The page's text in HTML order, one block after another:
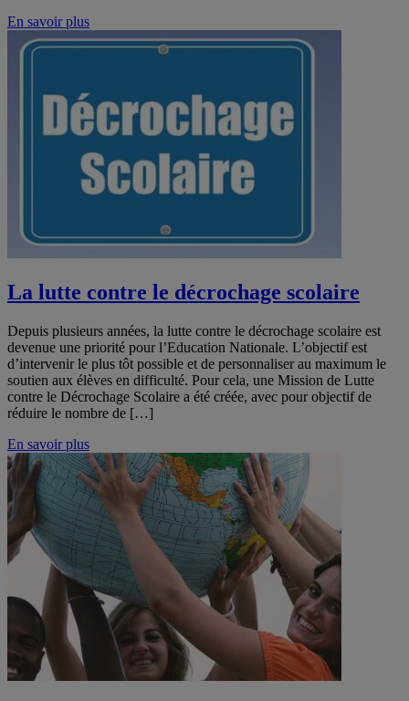
En savoir plus
La lutte contre le décrochage scolaire
Depuis plusieurs années, la lutte contre le décrochage scolaire est
devenue une priorité pour l’Education Nationale. L’objectif est
d’intervenir le plus tôt possible et de personnaliser au maximum le
soutien aux élèves en difficulté. Pour cela, une Mission de Lutte
contre le Décrochage Scolaire a été créée, avec pour objectif de
réduire le nombre de […]
En savoir plus